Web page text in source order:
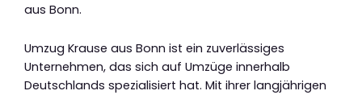
aus Bonn.
Umzug Krause aus Bonn ist ein zuverlässiges
Unternehmen, das sich auf Umzüge innerhalb
Deutschlands spezialisiert hat. Mit ihrer langjährigen